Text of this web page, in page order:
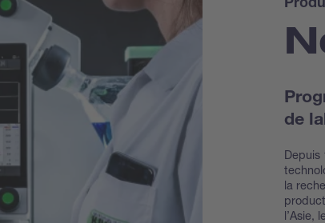
de
Depuis
la
l’Asie,